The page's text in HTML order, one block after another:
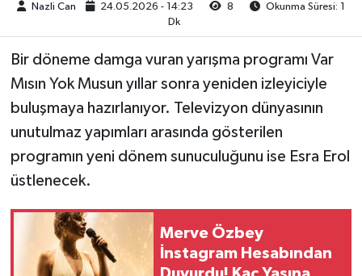
Nazli Can 24.05.2026 - 14:23 8
Okunma Süresi: 1
Dk
Bir döneme damga vuran yarışma programı Var
Mısın Yok Musun yıllar sonra yeniden izleyiciyle
buluşmaya hazırlanıyor. Televizyon dünyasının
unutulmaz yapımları arasında gösterilen
programın yeni dönem sunuculuğunu ise Esra Erol
üstlenecek.
Merve Özbey
İnstagram Hesabından